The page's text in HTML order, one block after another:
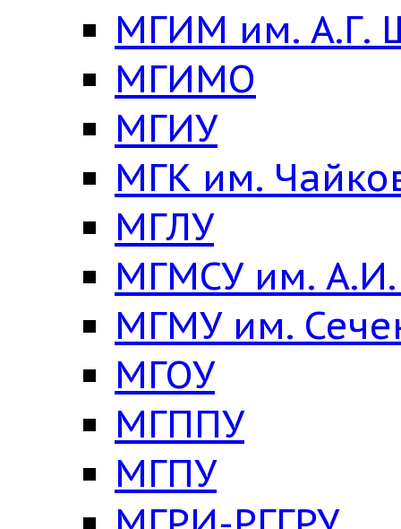
МГИМ им. А.Г.
МГИМО
МГИУ
МГК им.
МГЛУ
МГМСУ им.
МГМУ им.
МГОУ
МГППУ
МГПУ